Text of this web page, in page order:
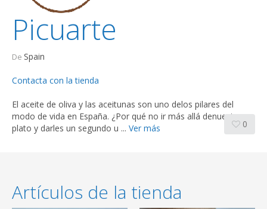
Picuarte
De Spain
Contacta con la tienda
El aceite de oliva y las aceitunas son uno delos pilares del
modo de vida en España. ¿Por qué no ir más allá denuestro
plato y darles un segundo u ... Ver más 0
Artículos de la tienda